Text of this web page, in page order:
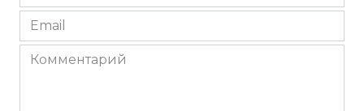
*
Email
*
Комментарий